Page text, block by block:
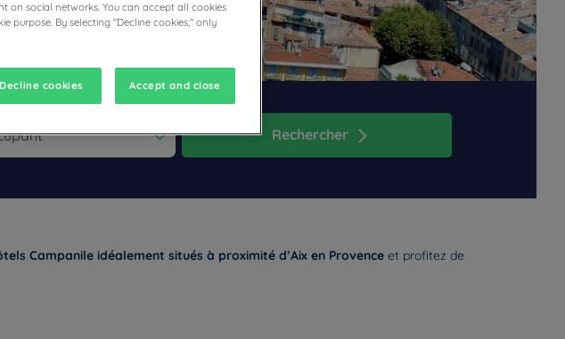
Rechercher
Campanile idéalement situés à proximité d’Aix en Provence et profitez de
on social networks. You can accept all cookies
purpose. By selecting "Decline cookies," only
Decline cookies Accept and close